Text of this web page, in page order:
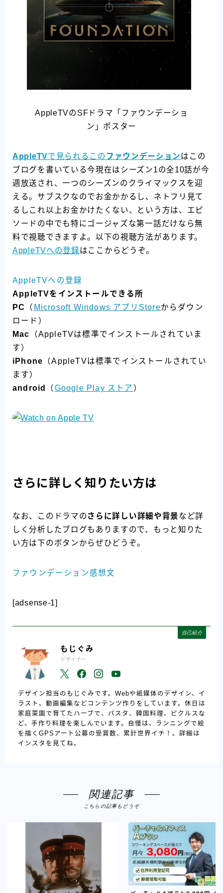
AppleTVのSFドラマ「ファウンデーショ
ン」ポスター
AppleTVで見られるこの ファウンデーションはこの
ブログを書いている今現在はシーズン1の全10話が今
週放送され、一つのシーズンのクライマックスを迎
える。サブスクなのでお金かかるし、ネトフリ見て
るしこれ以上お金かけたくない、という方は、エピ
ソードの中でも特にゴージャズな第一話だけなら無
料で視聴できますよ。以下の視聴方法があります。
AppleTVへの登録はここからどうぞ。
AppleTVへの登録
AppleTVをインストールできる所
PC
（ Microsoft Windows アプリStoreからダウン
ロード）
Mac （AppleTVは標準でインストールされていま
す）
iPhone （AppleTVは標準でインストールされてい
ます）
android
（ Google Play ストア ）
さらに詳しく知りたい方は
なお、このドラマの さらに詳しい詳細や背景など詳
しく分析したブログもありますので、もっと知りた
い方は下のボタンからぜひどうぞ。
ファウンデーション感想文
[adsense-1]
自己紹介
もじぐみ
デザイナー
デザイン担当のもじぐみです。Webや紙媒体のデザイン、イ
ラスト、動画編集などコンテンツ作りをしています。休日は
家庭菜園で育てたハーブで、パスタ、韓国料理、ピクルスな
ど、手作り料理を楽しんでいます。自慢は、ランニングで絵
を描くGPSアート公募の受賞数、累計世界イチ！。詳細は
インスタを見てね。
関連記事
こちらの記事もどうぞ